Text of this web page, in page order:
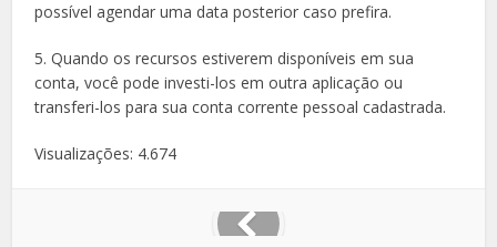
possível agendar uma data posterior caso prefira.
5. Quando os recursos estiverem disponíveis em sua
conta, você pode investi-los em outra aplicação ou
transferi-los para sua conta corrente pessoal cadastrada.
Visualizações: 4.674